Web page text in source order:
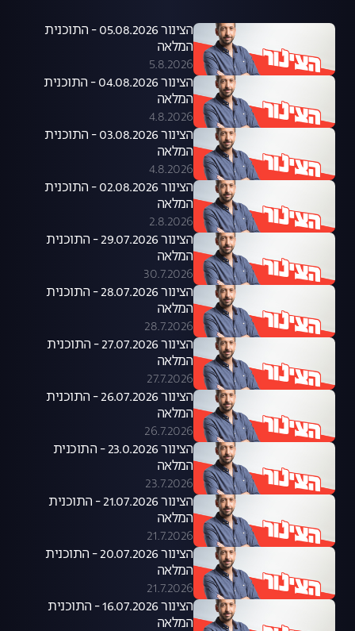
הצינור 05.08.2026 - התוכנית
המלאה
5.8.2026
הצינור 04.08.2026 - התוכנית
המלאה
4.8.2026
הצינור 03.08.2026 - התוכנית
המלאה
4.8.2026
הצינור 02.08.2026 - התוכנית
המלאה
2.8.2026
הצינור 29.07.2026 - התוכנית
המלאה
30.7.2026
הצינור 28.07.2026 - התוכנית
המלאה
28.7.2026
הצינור 27.07.2026 - התוכנית
המלאה
27.7.2026
הצינור 26.07.2026 - התוכנית
המלאה
26.7.2026
הצינור 23.0.2026 - התוכנית
המלאה
23.7.2026
הצינור 21.07.2026 - התוכנית
המלאה
21.7.2026
הצינור 20.07.2026 - התוכנית
המלאה
21.7.2026
הצינור 16.07.2026 - התוכנית
המלאה